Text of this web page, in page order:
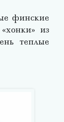
финские
из
теплые